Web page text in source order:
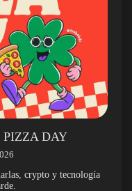
DAY
crypto y tecnología